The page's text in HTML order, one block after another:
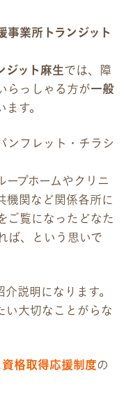
事業所トランジット
ジット麻生では、障
らっしゃる方が一般
す。
ンフレット・チラシ
プホームやクリニ
機関など関係各所に
ご覧になったどなた
ば、という思いで
介説明になります。
い大切なことがらな
資格取得応援制度の